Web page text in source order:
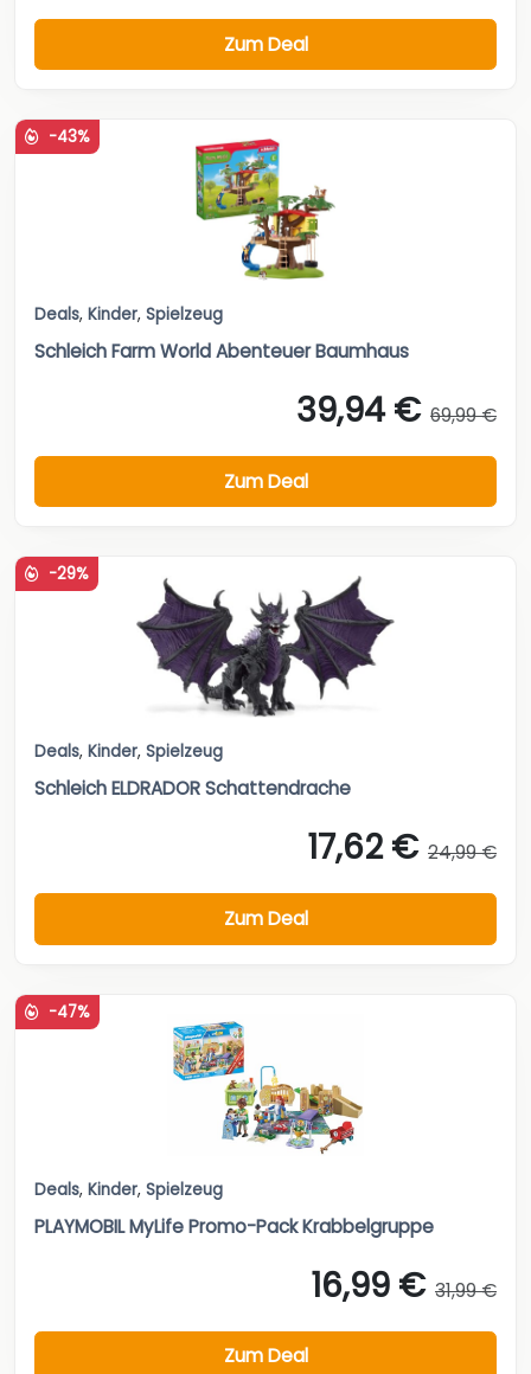
Zum Deal
-43%
Deals, Kinder, Spielzeug
Schleich Farm World Abenteuer Baumhaus
39,94 € 69,99 €
Zum Deal
-29%
Deals, Kinder, Spielzeug
Schleich ELDRADOR Schattendrache
17,62 € 24,99 €
Zum Deal
-47%
Deals, Kinder, Spielzeug
PLAYMOBIL MyLife Promo-Pack Krabbelgruppe
16,99 € 31,99 €
Zum Deal